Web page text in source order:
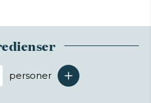
Antal serveringer
personer